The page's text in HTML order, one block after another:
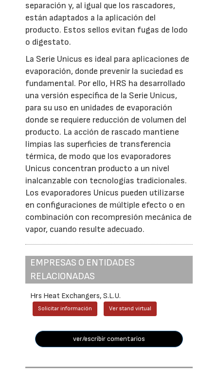
separación y, al igual que los rascadores,
están adaptados a la aplicación del
producto. Estos sellos evitan fugas de lodo
o digestato.
La Serie Unicus es ideal para aplicaciones de
evaporación, donde prevenir la suciedad es
fundamental. Por ello, HRS ha desarrollado
una versión específica de la Serie Unicus,
para su uso en unidades de evaporación
donde se requiere reducción de volumen del
producto. La acción de rascado mantiene
limpias las superficies de transferencia
térmica, de modo que los evaporadores
Unicus concentran producto a un nivel
inalcanzable con tecnologías tradicionales.
Los evaporadores Unicus pueden utilizarse
en configuraciones de múltiple efecto o en
combinación con recompresión mecánica de
vapor, cuando resulte adecuado.
EMPRESAS O ENTIDADES
RELACIONADAS
Hrs Heat Exchangers, S.L.U.
Solicitar información Ver stand virtual
ver/escribir comentarios